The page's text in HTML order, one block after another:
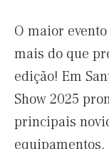
O maior
mais do que
edição! Em
Show 2025
principais